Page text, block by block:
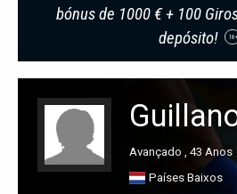
bónus de 1000 € + 100
depósito!
18+
Avançado , 43 Anos
Países Baixos